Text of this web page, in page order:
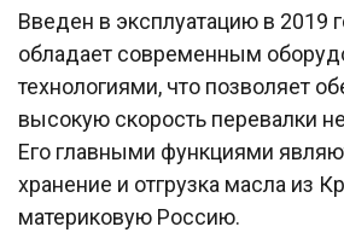
Введен в эксплуатацию в 2019
обладает современным
технологиями, что позволяет
высокую скорость перевалки
Его главными функциями
хранение и отгрузка масла из
материковую Россию.